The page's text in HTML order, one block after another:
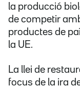
la producció
de competir
productes de
la UE.
La llei de
focus de la ira